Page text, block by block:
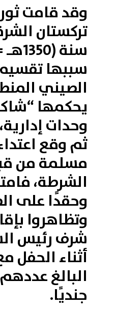
وقد قامت
تركستان
سببها
الصيني
يحكمها
وحدات
ثم وقع
مسلمة من
الشرطة،
وحقدًا على
وتظاهروا
شرف رئيس
أثناء الحفل
البالغ عددهم
جنديًا.